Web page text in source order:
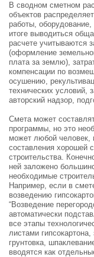
В сводном сметном
объектов
работы,
итоге выводиться
расчете учитываются
(оформление
плата за землю),
компенсации по
осушению,
технических условий,
авторский надзор,
Смета может
программы, но это
может любой человек,
составления хорошей
строительства.
ней заложено
необходимые
Например, если в
возведению
“Возведение
автоматически
все этапы
листами
грунтовка,
вводятся как